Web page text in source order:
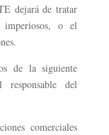
dejará de tratar
o el
de la siguiente
del
comerciales